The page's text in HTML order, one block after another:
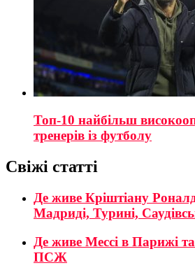
Топ-10 найбільш
тренерів із футболу
Свіжі статті
Де живе Кріштіану
Мадриді, Турині,
Де живе Мессі в Парижі та
ПСЖ